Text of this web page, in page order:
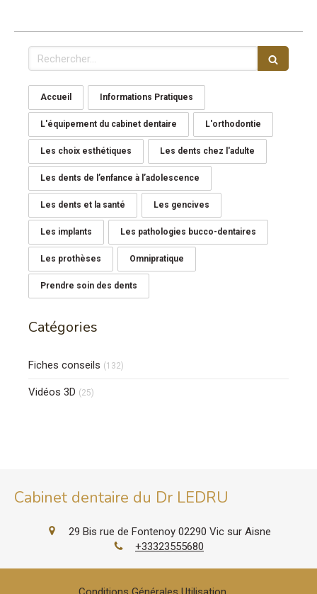
Rechercher
Accueil Informations Pratiques
L'équipement du cabinet dentaire L'orthodontie
Les choix esthétiques Les dents chez l'adulte
Les dents de l’enfance à l’adolescence
Les dents et la santé Les gencives
Les implants Les pathologies bucco-dentaires
Les prothèses Omnipratique
Prendre soin des dents
Catégories
Fiches conseils (132)
Vidéos 3D (25)
Cabinet dentaire du Dr LEDRU
29 Bis rue de Fontenoy 02290 Vic sur Aisne
+33323555680